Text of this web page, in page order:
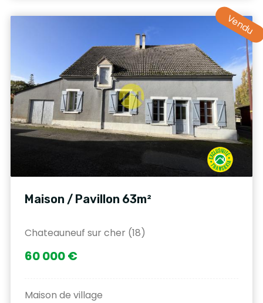
Vendu
Maison / Pavillon 63m²
Chateauneuf sur cher (18)
60 000 €
Maison de village